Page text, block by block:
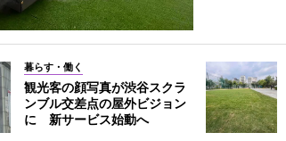
暮らす・働く
観光客の顔写真が渋谷スクラ
ンブル交差点の屋外ビジョン
に 新サービス始動へ